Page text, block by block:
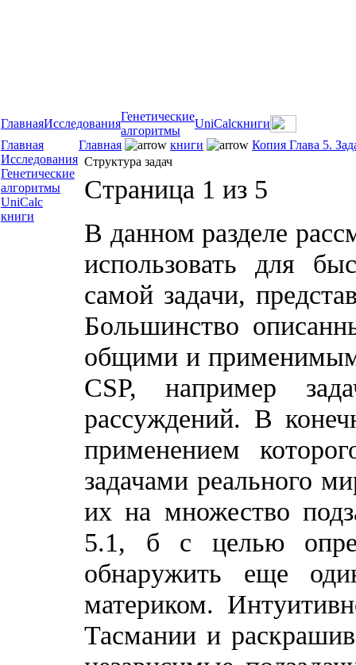
ГлавнаяИсследования
Генетические
алгоритмы
UniCalcкниги
Главная
Исследования
Генетические
алгоритмы
UniCalc
книги
Главная книги
Копия Глава 5.
Структура задач
Страница 1 из 5
В данном разделе
использовать для
самой задачи,
Большинство
общими и
CSP, например
рассуждений. В
применением
задачами реального
их на множество
5.1, б с целью
обнаружить еще
материком.
Тасмании и